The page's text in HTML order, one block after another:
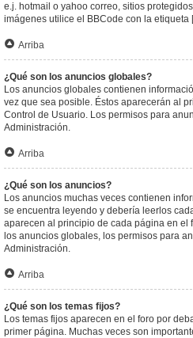
e.j. hotmail o yahoo correo, sitios
imágenes utilice el BBCode con la etiqueta
Arriba
¿Qué son los anuncios globales?
Los anuncios globales contienen
vez que sea posible. Éstos aparecerán al
Control de Usuario. Los permisos para
Administración.
Arriba
¿Qué son los anuncios?
Los anuncios muchas veces contienen
se encuentra leyendo y debería leerlos
aparecen al principio de cada página en el
los anuncios globales, los permisos para
Administración.
Arriba
¿Qué son los temas fijos?
Los temas fijos aparecen en el foro por
primer página. Muchas veces son